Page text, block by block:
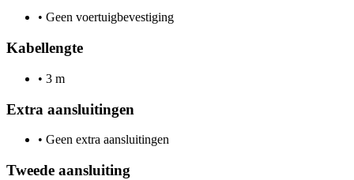
• Geen voertuigbevestiging
Kabellengte
• 3 m
Extra aansluitingen
• Geen extra aansluitingen
Tweede aansluiting